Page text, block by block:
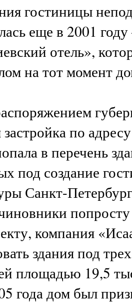
гостиницы
еще в 2001
отель»,
на тот момент
застройка по
в перечень
под создание
Санкт-
компания
здания под
площадью 19,5
года дом был